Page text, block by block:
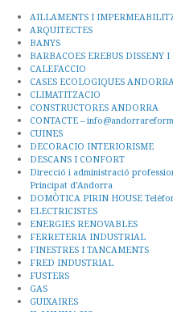
AILLAMENTS I
ARQUITECTES
BANYS
BARBACOES EREBUS DISSENY
CALEFACCIO
CASES ECOLOGIQUES ANDORRA
CLIMATITZACIO
CONSTRUCTORES ANDORRA
CONTACTE –
CUINES
DECORACIO INTERIORISME
DESCANS I CONFORT
Direcció i administració
Principat d’Andorra
DOMÒTICA PIRIN HOUSE
ELECTRICISTES
ENERGIES RENOVABLES
FERRETERIA INDUSTRIAL
FINESTRES I TANCAMENTS
FRED INDUSTRIAL
FUSTERS
GAS
GUIXAIRES